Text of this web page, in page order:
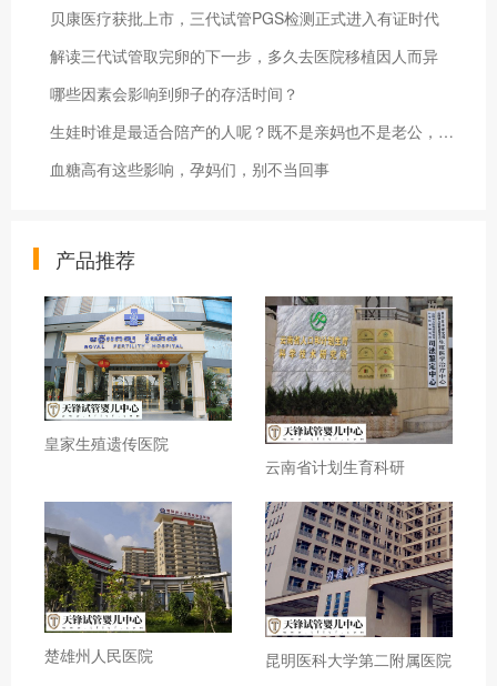
贝康医疗获批上市，三代试管PGS检测正式进入有证时代
解读三代试管取完卵的下一步，多久去医院移植因人而异
哪些因素会影响到卵子的存活时间？
生娃时谁是最适合陪产的人呢？既不是亲妈也不是老公，不过很多人都不舍得
血糖高有这些影响，孕妈们，别不当回事
产品推荐
皇家生殖遗传医院
云南省计划生育科研
楚雄州人民医院 昆明医科大学第二附属医院